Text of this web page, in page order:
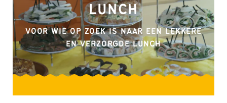
LUNCH
VOOR WIE OP ZOEK IS NAAR EEN LEKKERE
EN VERZORGDE LUNCH